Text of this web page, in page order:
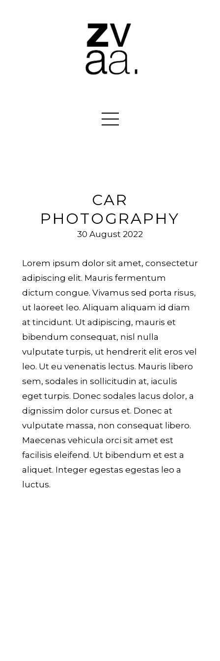
CAR
PHOTOGRAPHY
30 August 2022
Lorem ipsum dolor sit amet, consectetur
adipiscing elit. Mauris fermentum
dictum congue. Vivamus sed porta risus,
ut laoreet leo. Aliquam aliquam id diam
at tincidunt. Ut adipiscing, mauris et
bibendum consequat, nisl nulla
vulputate turpis, ut hendrerit elit eros vel
leo. Ut eu venenatis lectus. Mauris libero
sem, sodales in sollicitudin at, iaculis
eget turpis. Donec sodales lacus dolor, a
dignissim dolor cursus et. Donec at
vulputate massa, non consequat libero.
Maecenas vehicula orci sit amet est
facilisis eleifend. Ut bibendum et est a
aliquet. Integer egestas egestas leo a
luctus.